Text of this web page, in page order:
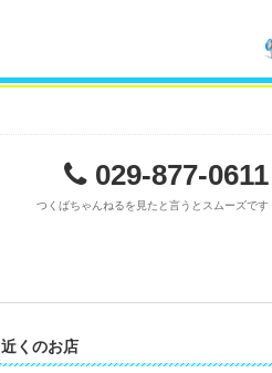
内
索
029-877-0611
つくばちゃんねるを見たと言うとスムーズです
近くのお店